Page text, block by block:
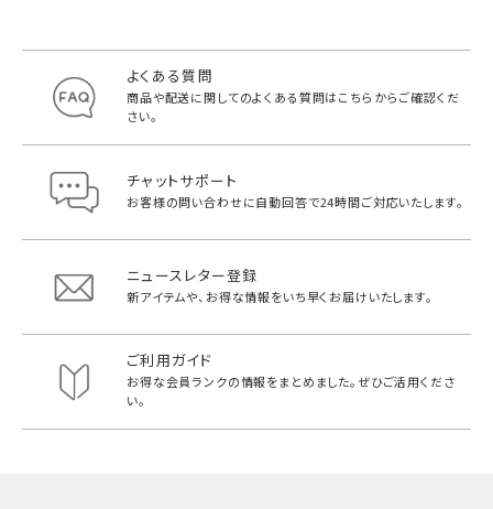
よくある質問
商品や配送に関してのよくある質問はこちらからご確認くだ
さい。
チャットサポート
お客様の問い合わせに自動回答で24時間ご対応いたします。
ニュースレター登録
新アイテムや、お得な情報をいち早く お届けいたします。
ご利用ガイド
お得な会員ランクの情報をまとめました。ぜひご活用くださ
い。